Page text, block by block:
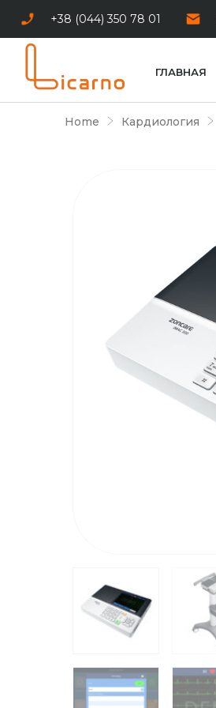
+38 (044) 350 78 01
ГЛАВНАЯ
Home Кардиология